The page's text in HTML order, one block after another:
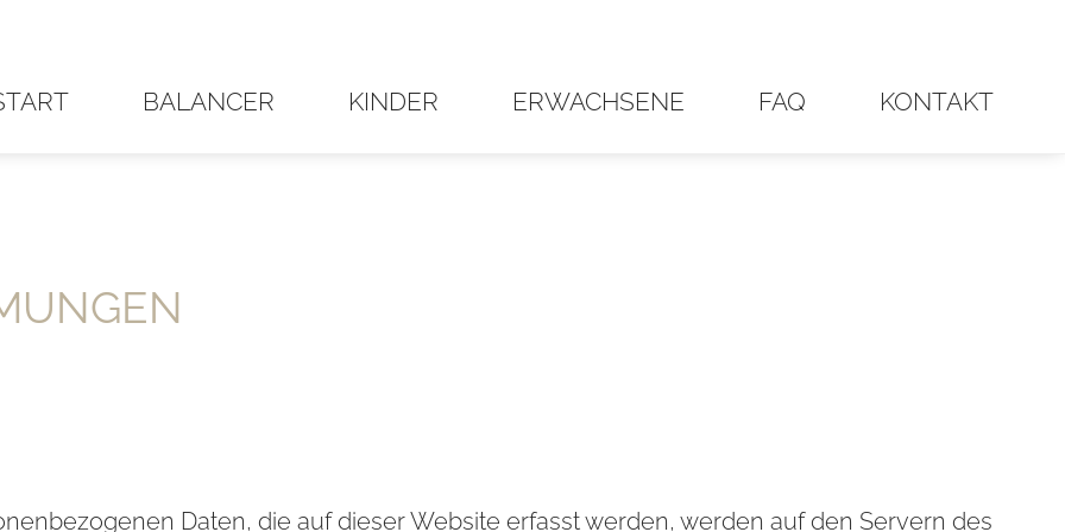
BALANCER KINDER ERWACHSENE FAQ KONTAKT
Daten, die auf dieser Website erfasst werden, werden auf den Servern des